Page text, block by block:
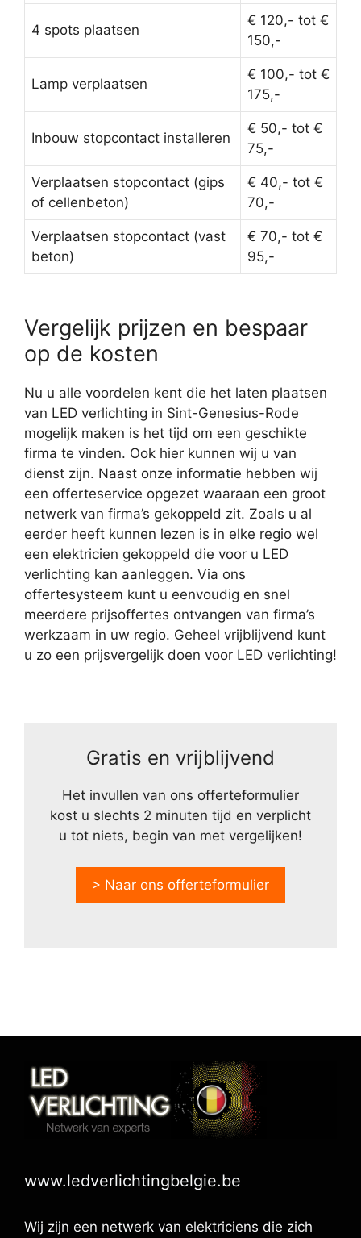
4 spots plaatsen
€ 120,- tot €
150,-
Lamp verplaatsen
€ 100,- tot €
175,-
Inbouw stopcontact installeren
€ 50,- tot €
75,-
Verplaatsen stopcontact (gips
of cellenbeton)
€ 40,- tot €
70,-
Verplaatsen stopcontact (vast
beton)
€ 70,- tot €
95,-
Vergelijk prijzen en bespaar
op de kosten
Nu u alle voordelen kent die het laten plaatsen
van LED verlichting in Sint-Genesius-Rode
mogelijk maken is het tijd om een geschikte
firma te vinden. Ook hier kunnen wij u van
dienst zijn. Naast onze informatie hebben wij
een offerteservice opgezet waaraan een groot
netwerk van firma’s gekoppeld zit. Zoals u al
eerder heeft kunnen lezen is in elke regio wel
een elektricien gekoppeld die voor u LED
verlichting kan aanleggen. Via ons
offertesysteem kunt u eenvoudig en snel
meerdere prijsoffertes ontvangen van firma’s
werkzaam in uw regio. Geheel vrijblijvend kunt
u zo een prijsvergelijk doen voor LED verlichting!
Gratis en vrijblijvend
Het invullen van ons offerteformulier
kost u slechts 2 minuten tijd en verplicht
u tot niets, begin van met vergelijken!
> Naar ons offerteformulier
www.ledverlichtingbelgie.be
Wij zijn een netwerk van elektriciens die zich